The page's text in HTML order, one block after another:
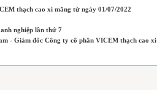
thạch cao xi măng từ ngày 01/07/2022
nghiệp lần thứ 7
- Giám đốc Công ty cổ phần VICEM thạch cao xi